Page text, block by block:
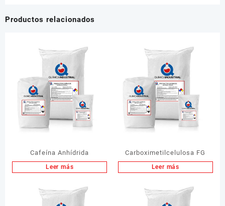
Productos relacionados
Cafeína Anhídrida
Leer más
Carboximetilcelulosa FG
Leer más